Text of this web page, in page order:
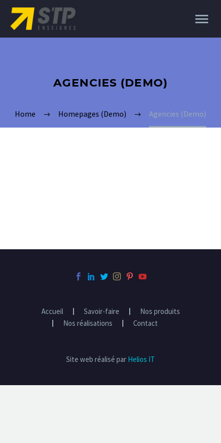
AGENCIES (DEMO)
Home Homepages (Demo) Agencies (Demo)
Accueil Savoir-faire
Nos produits
Nos réalisations
Contact
Site web réalisé par Helios IT